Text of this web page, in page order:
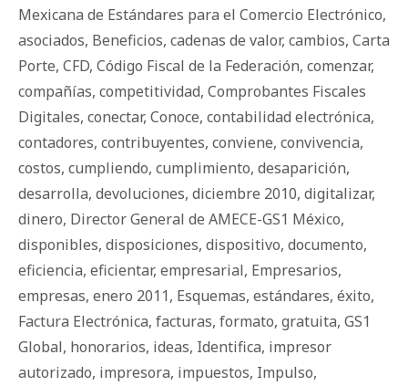
Mexicana de Estándares para el Comercio Electrónico,
asociados, Beneficios, cadenas de valor, cambios, Carta
Porte, CFD, Código Fiscal de la Federación, comenzar,
compañías, competitividad, Comprobantes Fiscales
Digitales, conectar, Conoce, contabilidad electrónica,
contadores, contribuyentes, conviene, convivencia,
costos, cumpliendo, cumplimiento, desaparición,
desarrolla, devoluciones, diciembre 2010, digitalizar,
dinero, Director General de AMECE-GS1 México,
disponibles, disposiciones, dispositivo, documento,
eficiencia, eficientar, empresarial, Empresarios,
empresas, enero 2011, Esquemas, estándares, éxito,
Factura Electrónica, facturas, formato, gratuita, GS1
Global, honorarios, ideas, Identifica, impresor
autorizado, impresora, impuestos, Impulso,